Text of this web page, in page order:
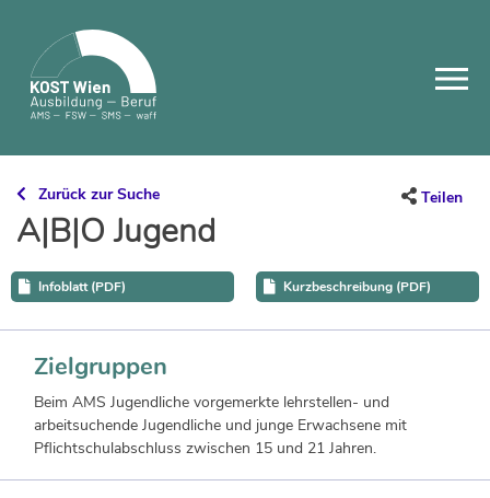
content
Zurück zur Suche
A|B|O Jugend
Teilen
Infoblatt (PDF) Kurzbeschreibung (PDF)
Zielgruppen
Beim AMS Jugendliche vorgemerkte lehrstellen- und
arbeitsuchende Jugendliche und junge Erwachsene mit
Pflichtschulabschluss zwischen 15 und 21 Jahren.